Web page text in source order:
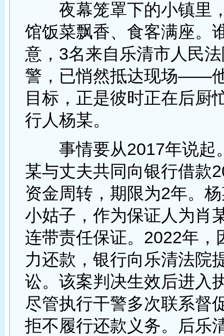
夜幕笼罩下的小镇里
馆饭菜飘香、食客满座。
意，3名来自乐清市人民
警，已悄然抵达现场——
目标，正是彼时正在后厨
行人杨某。
事情要从2017年说起
某与丈夫共同向银行借款
资金周转，期限为2年。
小姑子，作为保证人为肖
连带责任保证。2022年，
力还款，银行向乐清法院
讼。该案判决生效后进入
尽管执行干警多次联系督
拒不履行还款义务。后乐